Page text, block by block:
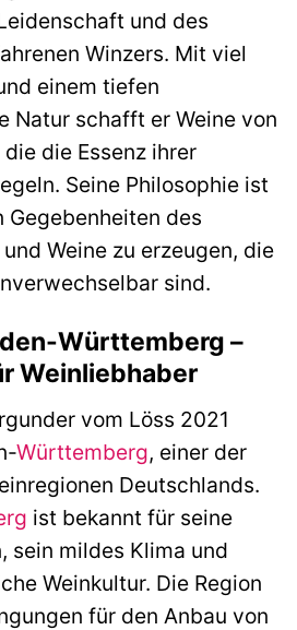
und des
Winzers. Mit viel
einem tiefen
Natur schafft er Weine von
die Essenz ihrer
Seine Philosophie ist
Gegebenheiten des
Weine zu erzeugen, die
sind.
Württemberg –
Weinliebhaber
vom Löss 2021
Württemberg, einer der
Deutschlands.
ist bekannt für seine
sein mildes Klima und
Weinkultur. Die Region
für den Anbau von